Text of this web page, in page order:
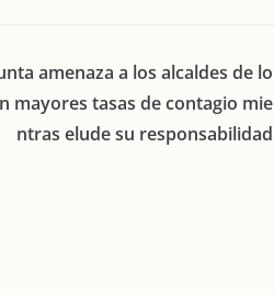
amenaza a los alcaldes de lo
mayores tasas de contagio mie
ntras elude su responsabilidad